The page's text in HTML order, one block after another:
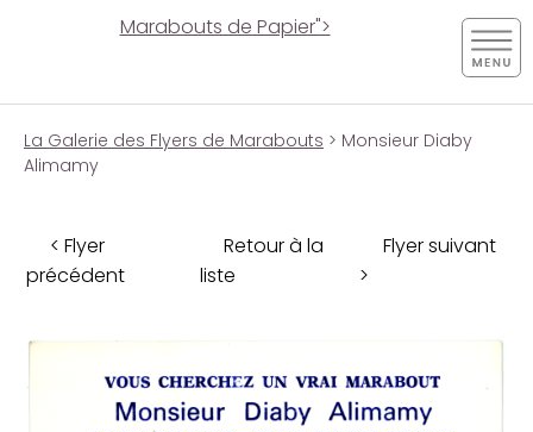
Marabouts de Papier">
La Galerie des Flyers de Marabouts > Monsieur Diaby
Alimamy
< Flyer
précédent
Retour à la
liste
Flyer suivant
>